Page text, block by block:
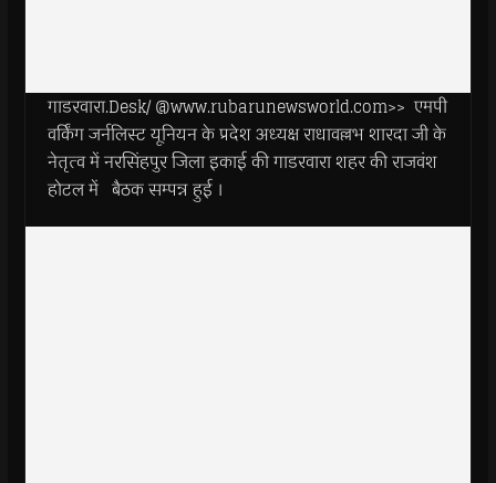
गाडरवारा.Desk/ @www.rubarunewsworld.com>> एमपी
वर्किंग जर्नलिस्ट यूनियन के प्रदेश अध्यक्ष राधावल्लभ शारदा जी के
नेतृत्व में नरसिंहपुर जिला इकाई की गाडरवारा शहर की राजवंश
होटल में बैठक सम्पन्न हुई ।